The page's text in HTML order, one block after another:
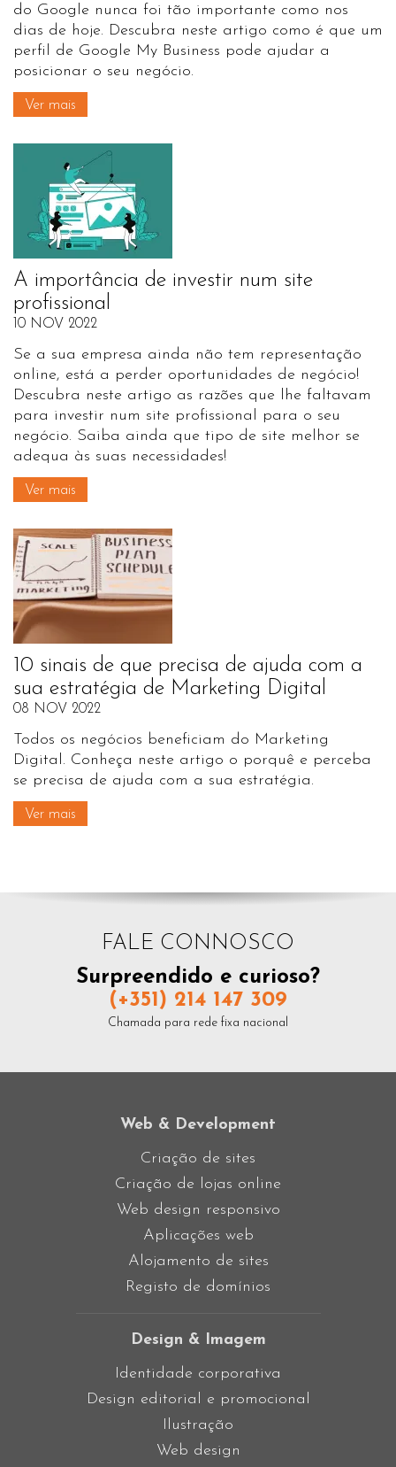
do Google nunca foi tão importante como nos
dias de hoje. Descubra neste artigo como é que um
perfil de Google My Business pode ajudar a
posicionar o seu negócio.
Ver mais
A importância de investir num site
profissional
10 NOV 2022
Se a sua empresa ainda não tem representação
online, está a perder oportunidades de negócio!
Descubra neste artigo as razões que lhe faltavam
para investir num site profissional para o seu
negócio. Saiba ainda que tipo de site melhor se
adequa às suas necessidades!
Ver mais
10 sinais de que precisa de ajuda com a
sua estratégia de Marketing Digital
08 NOV 2022
Todos os negócios beneficiam do Marketing
Digital. Conheça neste artigo o porquê e perceba
se precisa de ajuda com a sua estratégia.
Ver mais
FALE CONNOSCO
Surpreendido e curioso?
(+351) 214 147 309
Chamada para rede fixa nacional
Web & Development
Criação de sites
Criação de lojas online
Web design responsivo
Aplicações web
Alojamento de sites
Registo de domínios
Design & Imagem
Identidade corporativa
Design editorial e promocional
Ilustração
Web design